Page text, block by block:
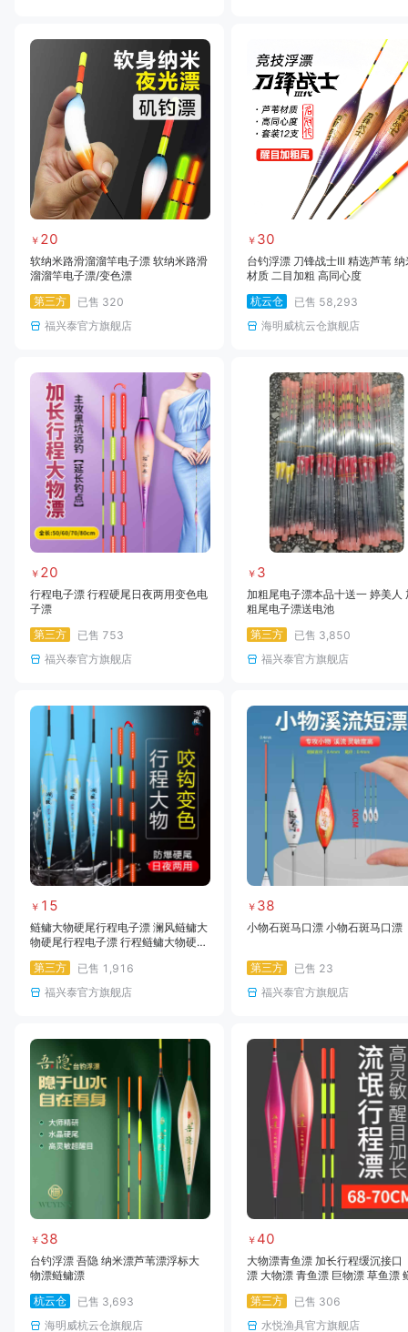
￥ 20
软纳米路滑溜溜竿电子漂 软纳米路滑
溜溜竿电子漂/变色漂
第三方
已售 320
福兴泰官方旗舰店
￥ 30
台钓浮漂 刀锋战士III 精选芦苇 纳
材质 二目加粗 高同心度
杭云仓
已售 58,293
海明威杭云仓旗舰店
￥ 20
行程电子漂 行程硬尾日夜两用变色电
子漂
第三方
已售 753
福兴泰官方旗舰店
￥ 3
加粗尾电子漂本品十送一 婷美人
粗尾电子漂送电池
第三方
已售 3,850
福兴泰官方旗舰店
￥ 15
鲢鳙大物硬尾行程电子漂 澜风鲢鳙大
物硬尾行程电子漂 行程鲢鳙大物硬尾
第三方
已售 1,916
福兴泰官方旗舰店
￥ 38
小物石斑马口漂 小物石斑马口漂
第三方 已售 23
福兴泰官方旗舰店
￥ 38
台钓浮漂 吾隐 纳米漂芦苇漂浮标大
物漂鲢鳙漂
杭云仓
已售 3,693
海明威杭云仓旗舰店
￥ 40
大物漂青鱼漂 加长行程缓沉接口
漂 大物漂 青鱼漂 巨物漂 草鱼漂
第三方
已售 306
水悦渔具官方旗舰店